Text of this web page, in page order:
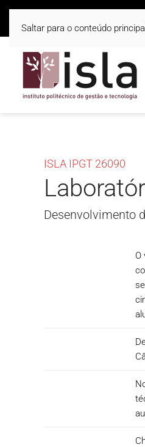
Saltar para o conteúdo principal
ISLA IPGT 26090
Desenvolvimento
O